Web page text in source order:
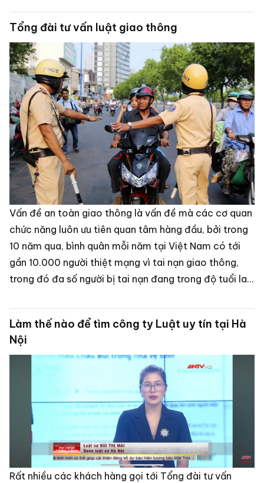
Tổng đài tư vấn luật giao thông
Vấn đề an toàn giao thông là vấn đề mà các cơ quan
chức năng luôn ưu tiên quan tâm hàng đầu, bởi trong
10 năm qua, bình quân mỗi năm tại Việt Nam có tới
gần 10.000 người thiệt mạng vì tai nạn giao thông,
trong đó đa số người bị tai nạn đang trong độ tuổi lao
Làm thế nào để tìm công ty Luật uy tín tại Hà
Nội
Rất nhiều các khách hàng gọi tới Tổng đài tư vấn